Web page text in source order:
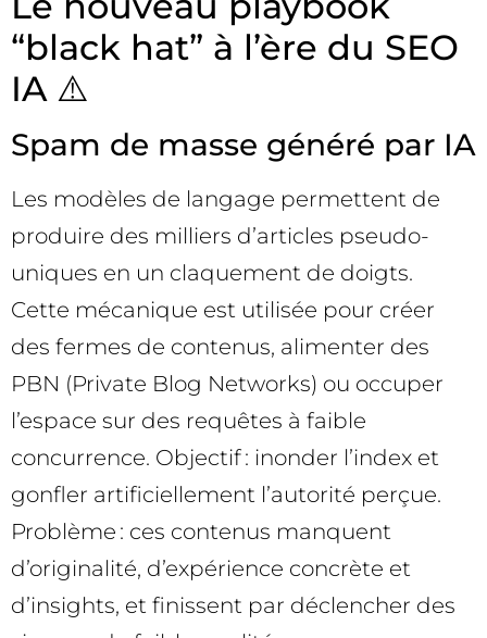
“black hat” à l’ère du SEO
IA ⚠️
Spam de masse généré par IA
Les modèles de langage permettent de
produire des milliers d’articles pseudo-
uniques en un claquement de doigts.
Cette mécanique est utilisée pour créer
des fermes de contenus, alimenter des
PBN (Private Blog Networks) ou occuper
l’espace sur des requêtes à faible
concurrence. Objectif : inonder l’index et
gonfler artificiellement l’autorité perçue.
Problème : ces contenus manquent
d’originalité, d’expérience concrète et
d’insights, et finissent par déclencher des